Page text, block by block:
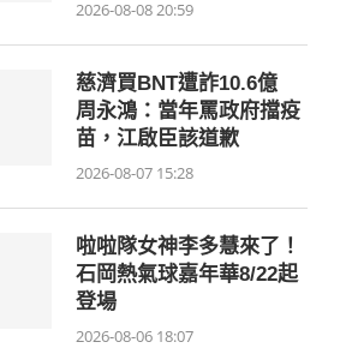
2026-08-08 20:59
慈濟買BNT遭詐10.6億
周永鴻：當年罵政府擋疫
苗，江啟臣該道歉
2026-08-07 15:28
啦啦隊女神李多慧來了！
石岡熱氣球嘉年華8/22起
登場
2026-08-06 18:07